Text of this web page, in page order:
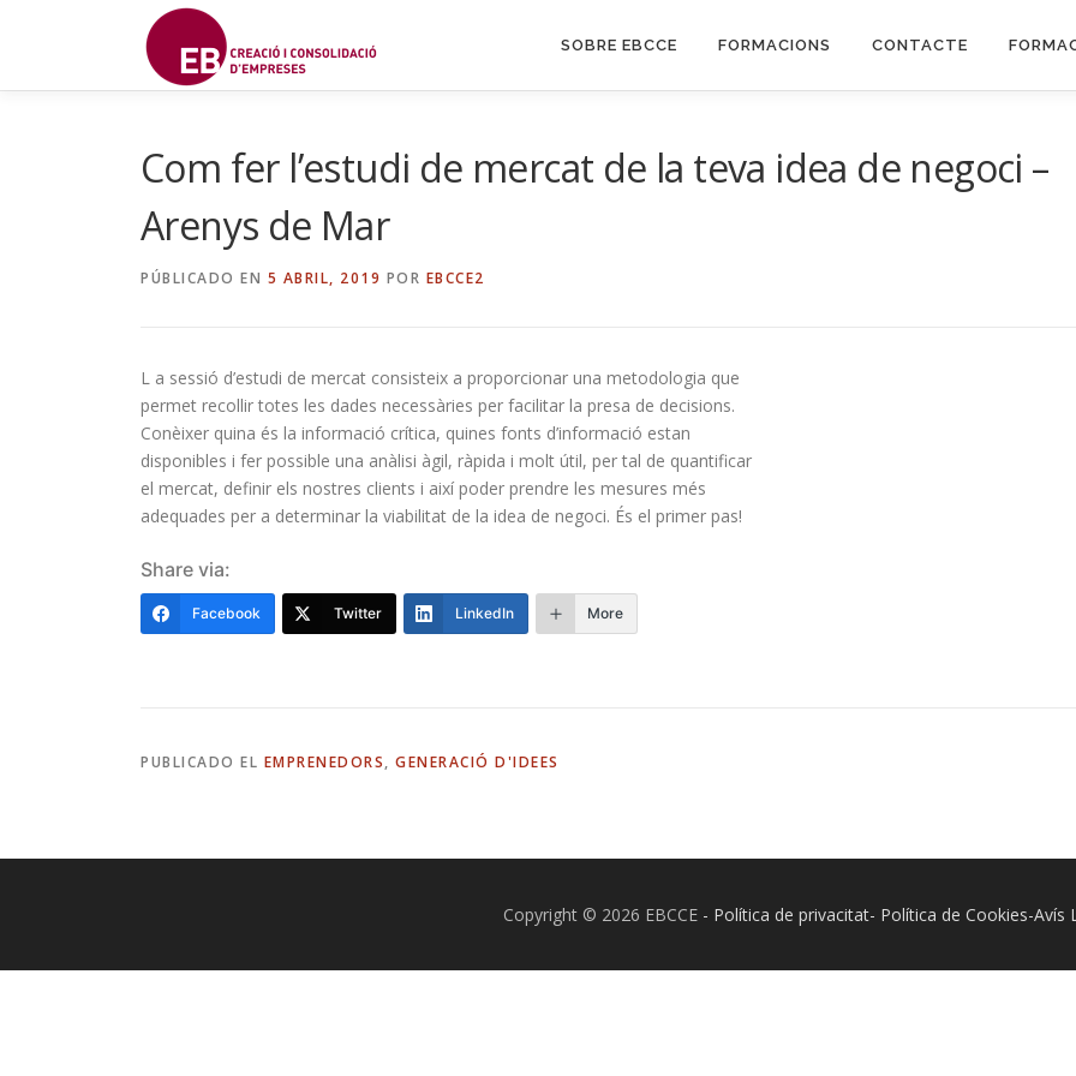
SOBRE EBCCE FORMACIONS CONTACTE
Com fer l’estudi de mercat de la teva idea de negoci –
Arenys de Mar
PÚBLICADO EN 5 ABRIL, 2019 POR EBCCE2
L a sessió d’estudi de mercat consisteix a proporcionar una metodologia que
permet recollir totes les dades necessàries per facilitar la presa de decisions.
Conèixer quina és la informació crítica, quines fonts d’informació estan
disponibles i fer possible una anàlisi àgil, ràpida i molt útil, per tal de quantificar
el mercat, definir els nostres clients i així poder prendre les mesures més
adequades per a determinar la viabilitat de la idea de negoci. És el primer pas!
Share via:
Facebook Twitter LinkedIn More
PUBLICADO EL EMPRENEDORS, GENERACIÓ D'IDEES
Copyright © 2026 EBCCE - Política de privacitat- Política de Cookies-Avís